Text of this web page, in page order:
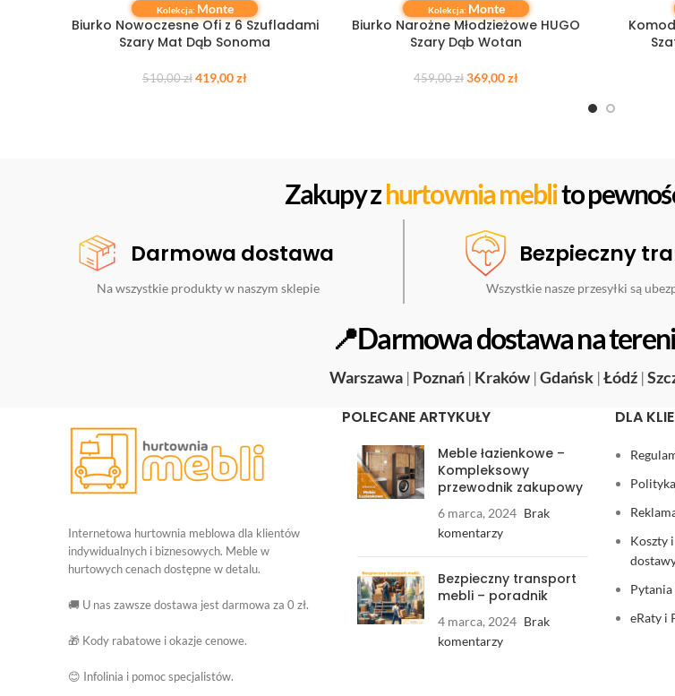
DODAJ DO KOSZYKA
Kolekcja: Monte
Biurko Nowoczesne Ofi z 6 Szufladami
Szary Mat Dąb Sonoma
510,00zł 419,00zł
DODAJ DO KOSZYKA
Kolekcja: Monte
Biurko Narożne Młodzieżowe HUGO
Szary Dąb Wotan
459,00zł 369,00zł
DOWIEDZ
Zakupy zhurtownia meblito
Darmowa dostawa
Na wszystkie produkty w naszym sklepie
Bezpieczny
Wszystkie nasze przesyłki są
📍Darmowa dostawa na
Warszawa | Poznań | Kraków |Gdańsk |Łódź |
Internetowa hurtownia meblowa dla klientów
indywidualnych i biznesowych. Meble w
hurtowych cenach dostępne w detalu.
🚚 U nas zawsze dostawa jest darmowa za 0 zł.
🎁 Kody rabatowe i okazje cenowe.
😊 Infolinia i pomoc specjalistów.
POLECANE ARTYKUŁY
Meble łazienkowe –
Kompleksowy
przewodnik zakupowy
6 marca, 2024 Brak
komentarzy
Bezpieczny transport
mebli – poradnik
4 marca, 2024 Brak
komentarzy
DLA
Koszty
eRaty i